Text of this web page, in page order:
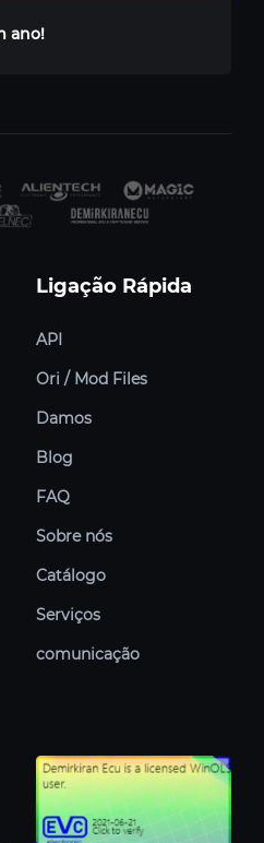
ano!
Ligação Rápida
API
Ori / Mod Files
Damos
Blog
FAQ
Sobre nós
Catálogo
Serviços
comunicação